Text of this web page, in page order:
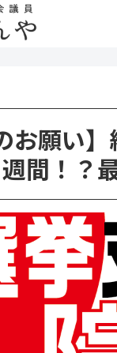
お願い
週間！？